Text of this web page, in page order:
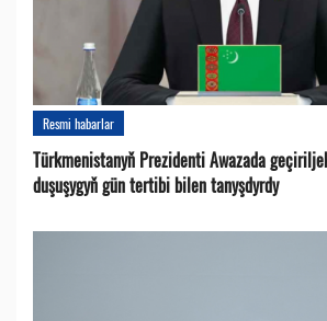
Resmi habarlar
Türkmenistanyň Prezidenti Awazada
duşuşygyň gün tertibi bilen tanyşdyrdy